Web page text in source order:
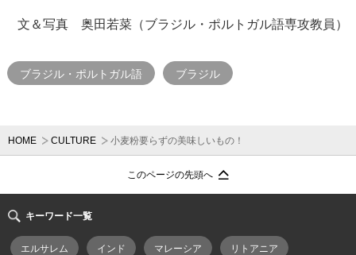
文＆写真 奥田若菜（ブラジル・ポルトガル語専攻教員）
ブラジル・ポルトガル語 ブラジル
HOME CULTURE 小麦粉要らずの美味しいもの！
このページの先頭へ
キーワード一覧
エルサレム インド マレーシア リトアニア